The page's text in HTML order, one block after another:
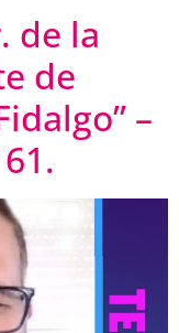
de la
de
–